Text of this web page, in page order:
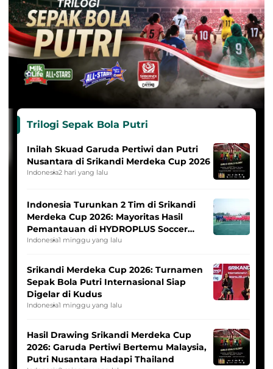
Trilogi Sepak Bola Putri
Inilah Skuad Garuda Pertiwi dan Putri
Nusantara di Srikandi Merdeka Cup 2026
Indonesia2 hari yang lalu
Indonesia Turunkan 2 Tim di Srikandi
Merdeka Cup 2026: Mayoritas Hasil
Pemantauan di HYDROPLUS Soccer
League
Indonesia1 minggu yang lalu
Srikandi Merdeka Cup 2026: Turnamen
Sepak Bola Putri Internasional Siap
Digelar di Kudus
Indonesia1 minggu yang lalu
Hasil Drawing Srikandi Merdeka Cup
2026: Garuda Pertiwi Bertemu Malaysia,
Putri Nusantara Hadapi Thailand